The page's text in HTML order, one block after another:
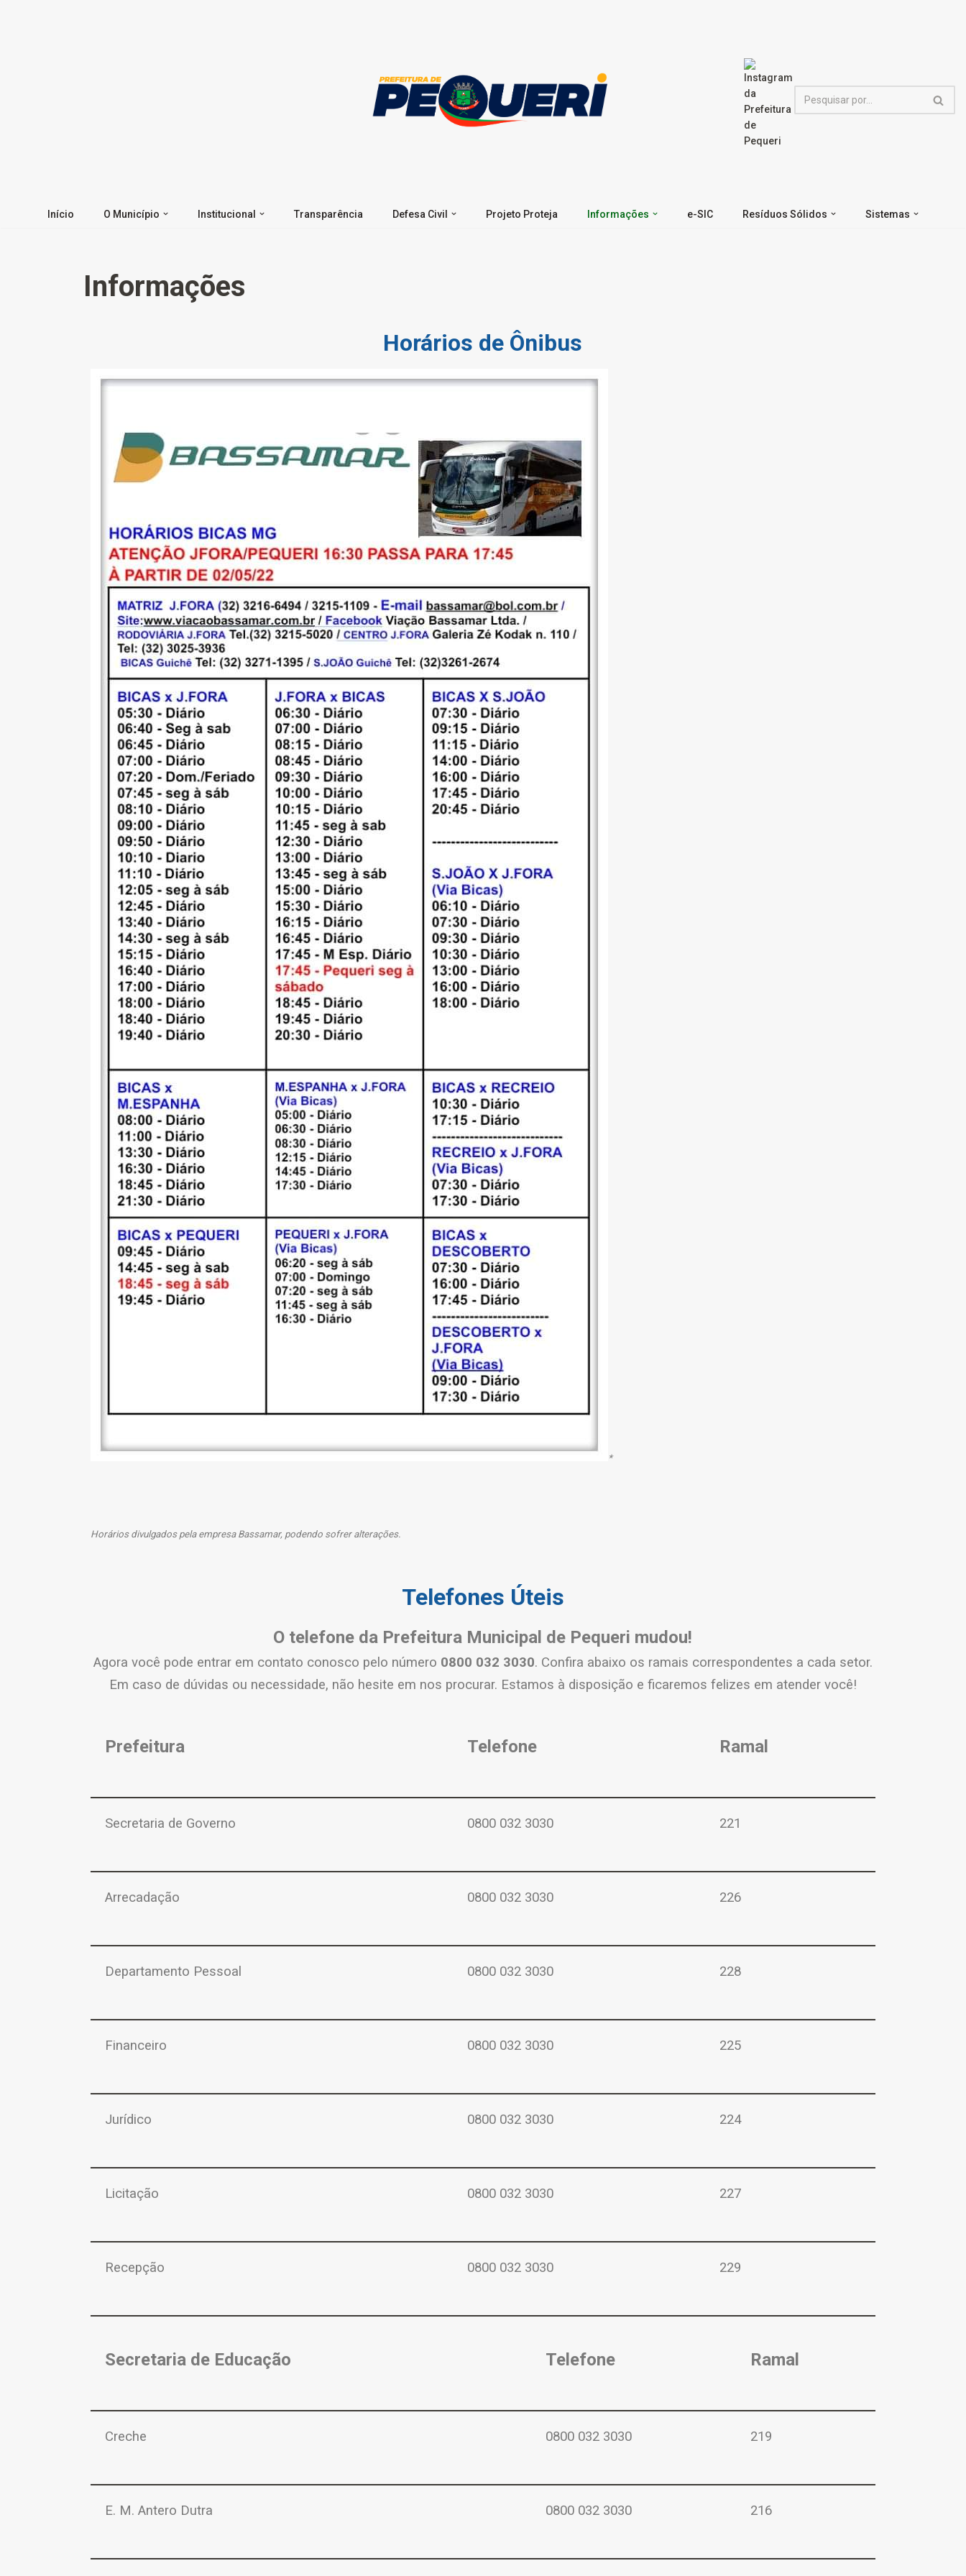
Início O Município Institucional Transparência Defesa Civil Projeto Proteja Informações e-SIC Resíduos Sólidos Sistemas
Informações
Horários de Ônibus
*
Horários divulgados pela empresa Bassamar, podendo sofrer alterações.
Telefones Úteis
O telefone da Prefeitura Municipal de Pequeri mudou!
Agora você pode entrar em contato conosco pelo número 0800 032 3030. Confira abaixo os ramais correspondentes a cada setor.
Em caso de dúvidas ou necessidade, não hesite em nos procurar. Estamos à disposição e ficaremos felizes em atender você!
Prefeitura Telefone Ramal
Secretaria de Governo 0800 032 3030 221
Arrecadação 0800 032 3030 226
Departamento Pessoal 0800 032 3030 228
Financeiro 0800 032 3030 225
Jurídico 0800 032 3030 224
Licitação 0800 032 3030 227
Recepção 0800 032 3030 229
Secretaria de Educação Telefone Ramal
Creche 0800 032 3030 219
E. M. Antero Dutra 0800 032 3030 216